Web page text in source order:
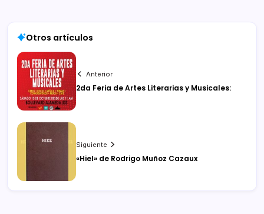
Otros artículos
Anterior
2da Feria de Artes Literarias y Musicales:
Siguiente
«Hiel» de Rodrigo Muñoz Cazaux